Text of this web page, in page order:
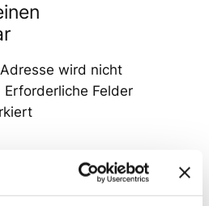
wird nicht
Erforderliche Felder